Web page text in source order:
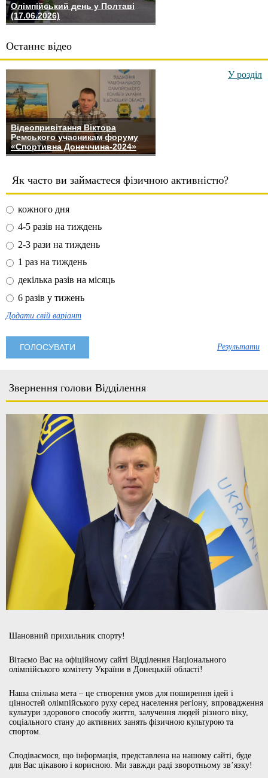
Олімпійський день у Полтаві
(17.06.2026)
Останнє відео
Відеопривітання Віктора
Ремського учасникам форуму
«Спортивна Донеччина-2024»
У розділ
Як часто ви займаєтеся фізичною активністю?
кожного дня
4-5 разів на тиждень
2-3 рази на тиждень
1 раз на тиждень
декілька разів на місяць
6 разів у тижень
Додати свій варіант
Результати
Звернення голови Відділення
Шановний прихильник спорту!
Вітаємо Вас на офіційному сайті Відділення Національного
олімпійського комітету України в Донецькій області!
Наша спільна мета – це створення умов для поширення ідей і
цінностей олімпійського руху серед населення регіону, впровадження
культури здорового способу життя, залучення людей різного віку,
соціального стану до активних занять фізичною культурою та
спортом.
Сподіваємося, що інформація, представлена на нашому сайті, буде
для Вас цікавою і корисною. Ми завжди раді зворотньому зв’язку!